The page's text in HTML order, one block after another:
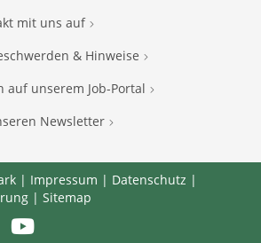
mit uns auf
& Hinweise
auf unserem Job-Portal
Newsletter
| Impressum | Datenschutz |
| Sitemap
Youtube